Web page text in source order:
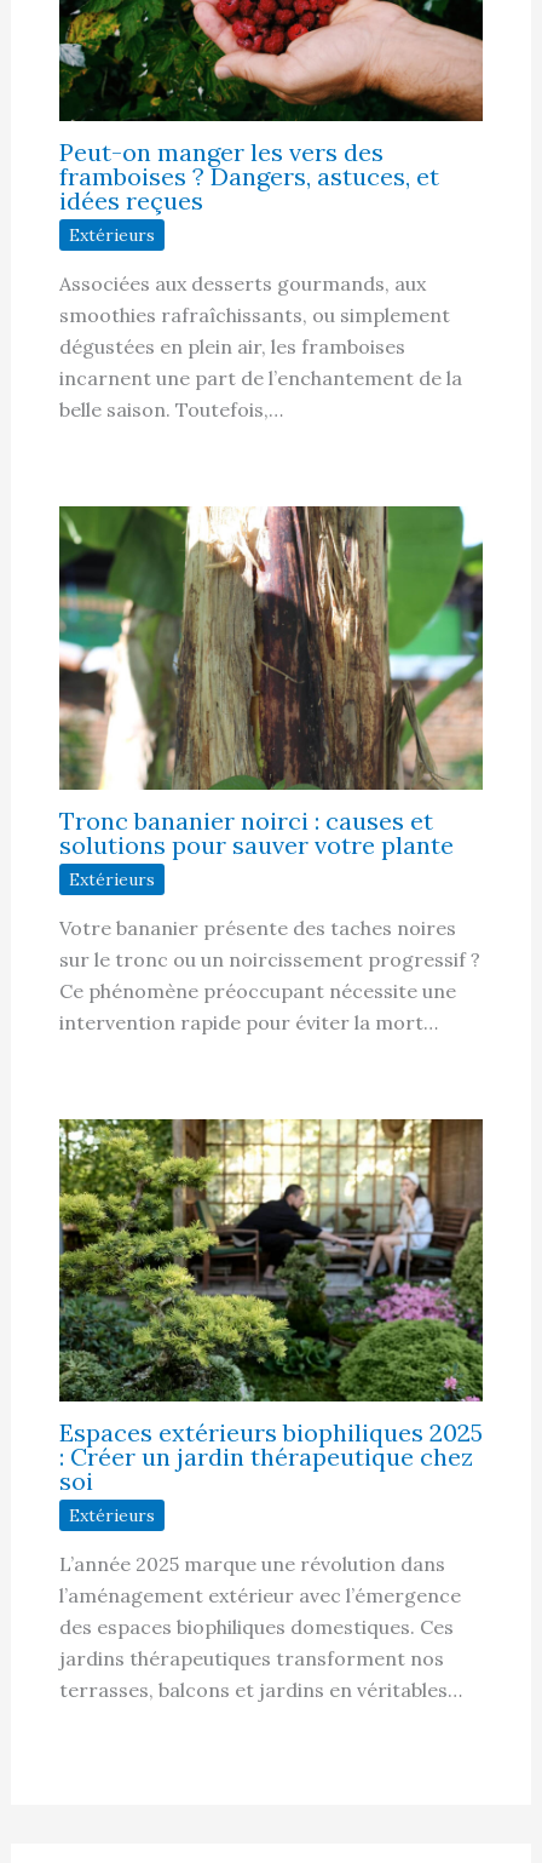
Peut-on manger les vers des
framboises ? Dangers, astuces, et
idées reçues
Extérieurs
Associées aux desserts gourmands, aux
smoothies rafraîchissants, ou simplement
dégustées en plein air, les framboises
incarnent une part de l’enchantement de la
belle saison. Toutefois,…
Tronc bananier noirci : causes et
solutions pour sauver votre plante
Extérieurs
Votre bananier présente des taches noires
sur le tronc ou un noircissement progressif ?
Ce phénomène préoccupant nécessite une
intervention rapide pour éviter la mort…
Espaces extérieurs biophiliques 2025
: Créer un jardin thérapeutique chez
soi
Extérieurs
L’année 2025 marque une révolution dans
l’aménagement extérieur avec l’émergence
des espaces biophiliques domestiques. Ces
jardins thérapeutiques transforment nos
terrasses, balcons et jardins en véritables…